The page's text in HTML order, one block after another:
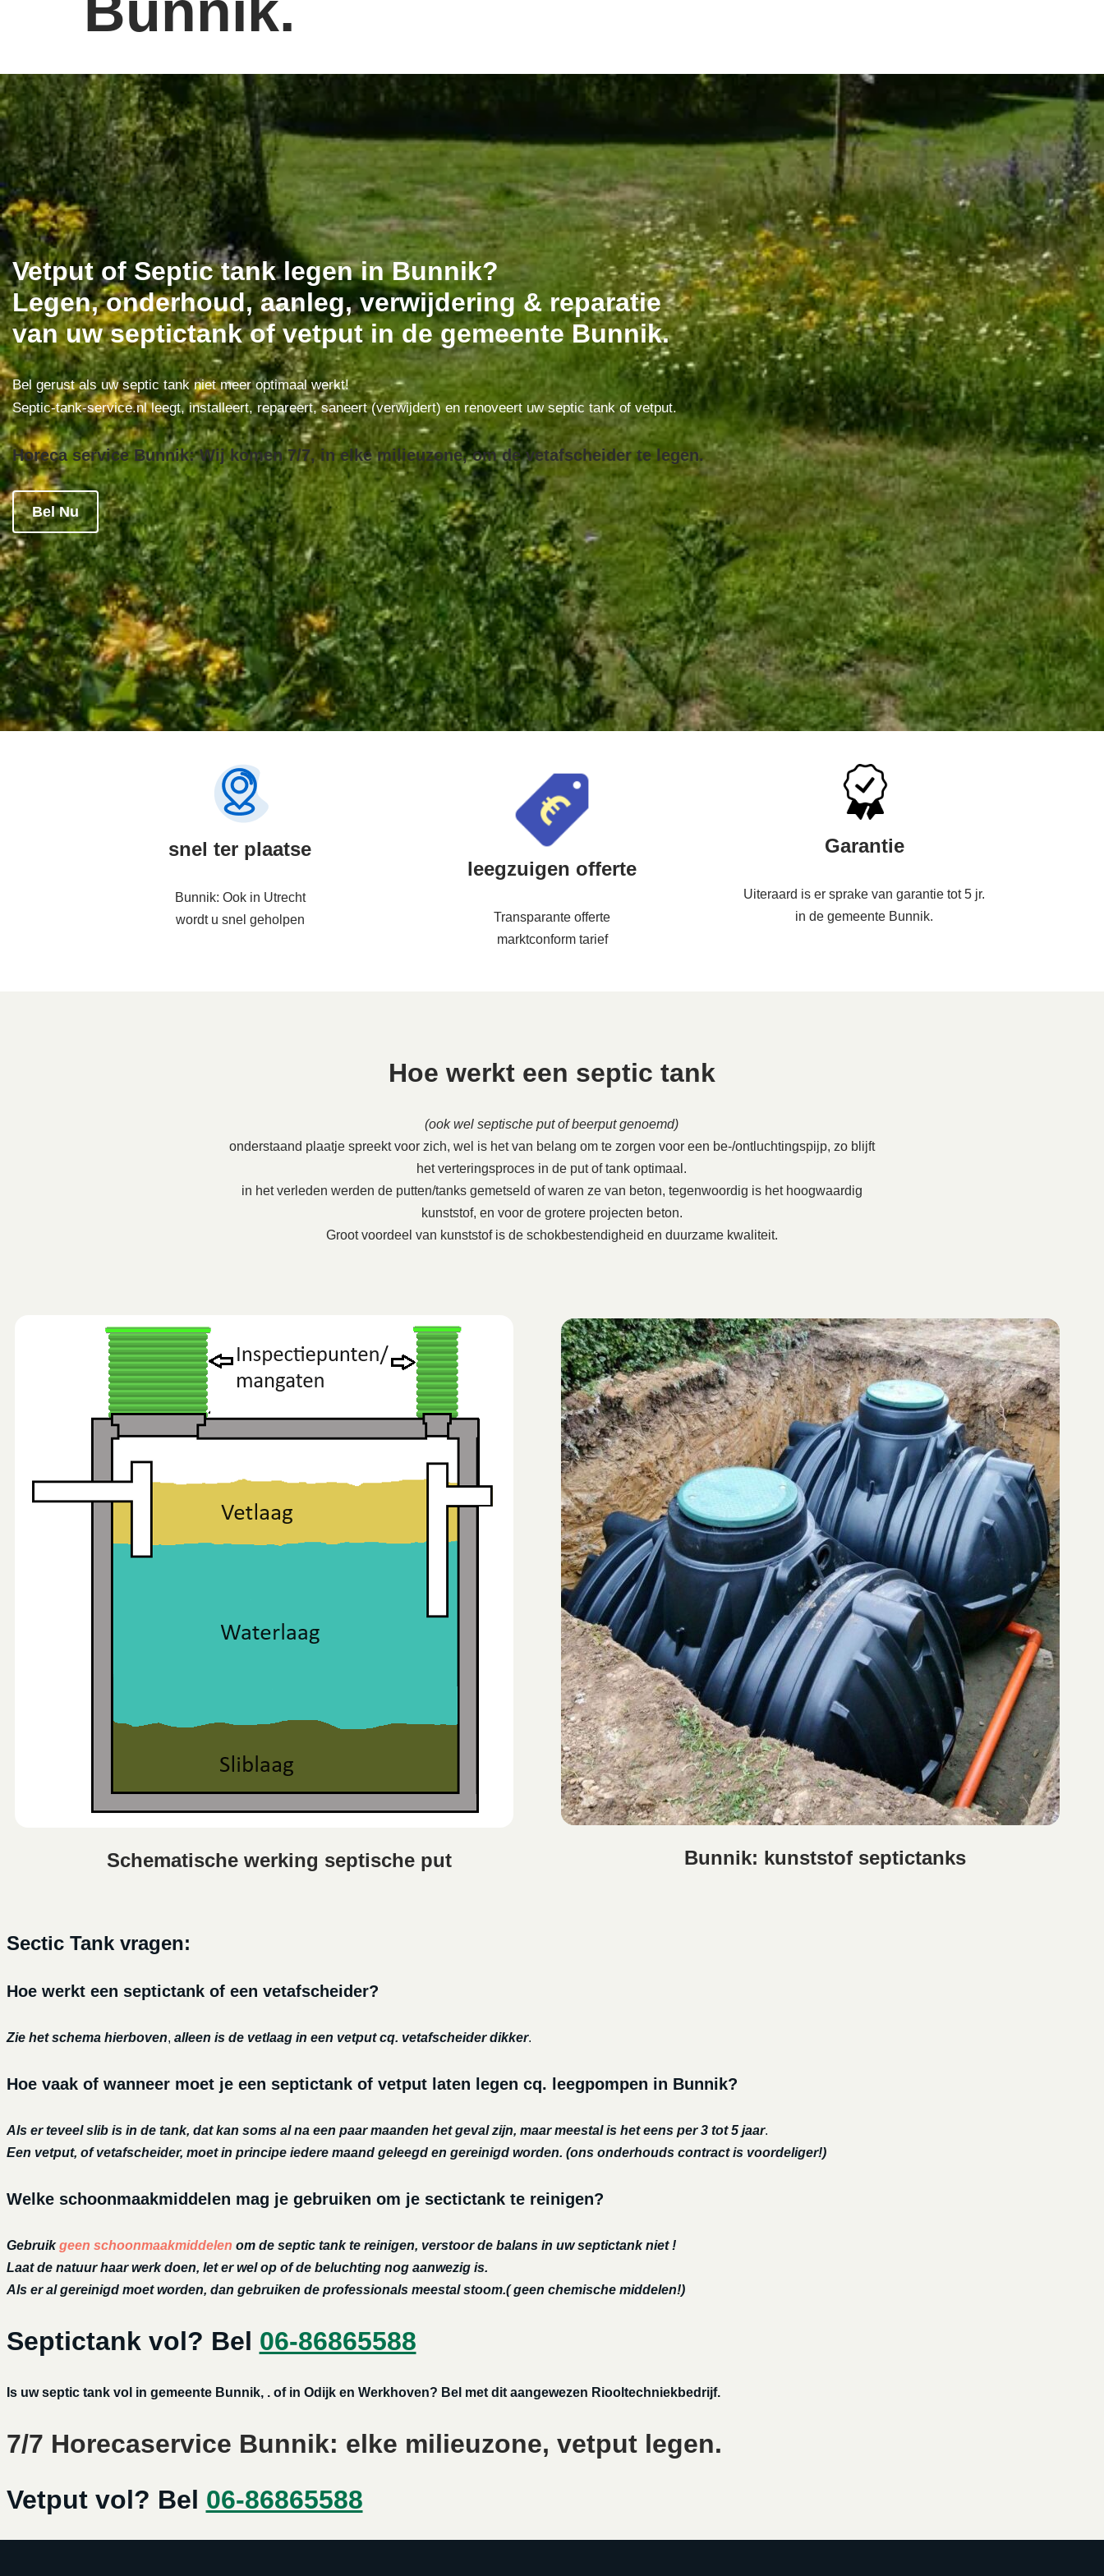
Vetput of Septic tank legen in Bunnik?
Legen, onderhoud, aanleg, verwijdering & reparatie
van uw septictank of vetput in de gemeente Bunnik.
Bel gerust als uw septic tank niet meer optimaal werkt!
Septic-tank-service.nl leegt, installeert, repareert, saneert (verwijdert) en renoveert uw septic tank of vetput.
Horeca service Bunnik: Wij komen 7/7, in elke milieuzone, om de vetafscheider te legen.
Bel Nu
snel ter plaatse
Bunnik: Ook in Utrecht
wordt u snel geholpen
leegzuigen offerte
Transparante offerte
marktconform tarief
Garantie
Uiteraard is er sprake van garantie tot 5 jr.
in de gemeente Bunnik.
Hoe werkt een septic tank
(ook wel septische put of beerput genoemd)
onderstaand plaatje spreekt voor zich, wel is het van belang om te zorgen voor een be-/ontluchtingspijp, zo blijft
het verteringsproces in de put of tank optimaal.
in het verleden werden de putten/tanks gemetseld of waren ze van beton, tegenwoordig is het hoogwaardig
kunststof, en voor de grotere projecten beton.
Groot voordeel van kunststof is de schokbestendigheid en duurzame kwaliteit.
Schematische werking septische put Bunnik: kunststof septictanks
Sectic Tank vragen:
Hoe werkt een septictank of een vetafscheider?
Zie het schema hierboven, alleen is de vetlaag in een vetput cq. vetafscheider dikker.
Hoe vaak of wanneer moet je een septictank of vetput laten legen cq. leegpompen in Bunnik?
Als er teveel slib is in de tank, dat kan soms al na een paar maanden het geval zijn, maar meestal is het eens per 3 tot 5 jaar.
Een vetput, of vetafscheider, moet in principe iedere maand geleegd en gereinigd worden. (ons onderhouds contract is voordeliger!)
Welke schoonmaakmiddelen mag je gebruiken om je sectictank te reinigen?
Gebruikgeen schoonmaakmiddelen om de septic tank te reinigen, verstoor de balans in uw septictank niet !
Laat de natuur haar werk doen, let er wel op of de beluchting nog aanwezig is.
Als er al gereinigd moet worden, dan gebruiken de professionals meestal stoom.( geen chemische middelen!)
Septictank vol? Bel 06-86865588
Is uw septic tank vol in gemeente Bunnik, . of in Odijk en Werkhoven? Bel met dit aangewezen Riooltechniekbedrijf.
7/7 Horecaservice Bunnik: elke milieuzone, vetput legen.
Vetput vol? Bel 06-86865588